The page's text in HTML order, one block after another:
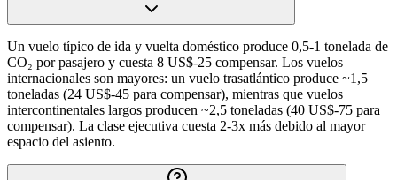
Un vuelo típico de ida y vuelta doméstico produce 0,5-1 tonelada de
CO₂ por pasajero y cuesta 8 US$-25 compensar. Los vuelos
internacionales son mayores: un vuelo trasatlántico produce ~1,5
toneladas (24 US$-45 para compensar), mientras que vuelos
intercontinentales largos producen ~2,5 toneladas (40 US$-75 para
compensar). La clase ejecutiva cuesta 2-3x más debido al mayor
espacio del asiento.